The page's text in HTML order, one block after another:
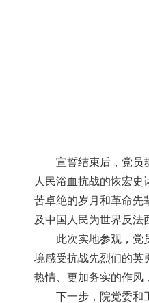
宣誓结束后，党员
人民浴血抗战的恢宏史
苦卓绝的岁月和革命先
及中国人民为世界反法西
此次实地参观，
境感受抗战先烈们的英
热情、更加务实的作
下一步，院党委